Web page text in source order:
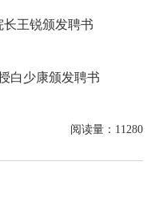
王锐颁发聘书
白少康颁发聘书
阅读量： 11280